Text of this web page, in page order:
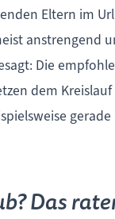
Eltern im
anstrengend
Die
dem
Das